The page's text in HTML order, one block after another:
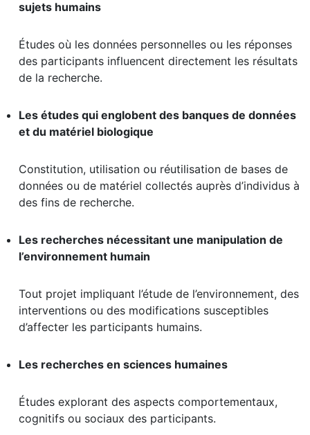
sujets humains
Études où les données personnelles ou les réponses
des participants influencent directement les résultats
de la recherche.
Les études qui englobent des banques de données
et du matériel biologique
Constitution, utilisation ou réutilisation de bases de
données ou de matériel collectés auprès d’individus à
des fins de recherche.
Les recherches nécessitant une manipulation de
l’environnement humain
Tout projet impliquant l’étude de l’environnement, des
interventions ou des modifications susceptibles
d’affecter les participants humains.
Les recherches en sciences humaines
Études explorant des aspects comportementaux,
cognitifs ou sociaux des participants.